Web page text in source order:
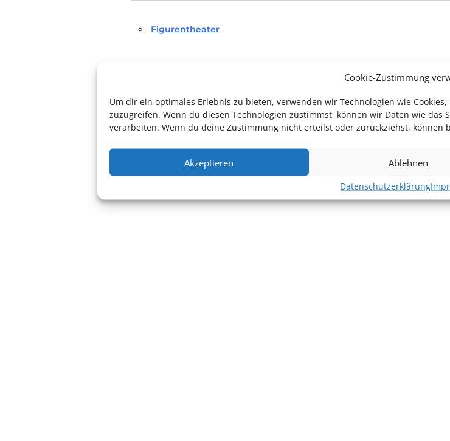
Cookie-Zustimmung
Um dir ein optimales Erlebnis zu bieten, verwenden wir Technologien wie
zuzugreifen. Wenn du diesen Technologien zustimmst, können wir Daten wie
verarbeiten. Wenn du deine Zustimmung nicht erteilst oder zurückziehst,
Akzeptieren Ablehnen
Datenschutzerklärung
Figurentheater